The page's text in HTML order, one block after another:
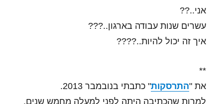
אני..??
עשרים שנות עבודה בארגון..???
איך זה יכול להיות..????
**
את "התרסקות" כתבתי בנובמבר 2013.
למרות שהכתיבה היתה לפני למעלה מחמש שנים,